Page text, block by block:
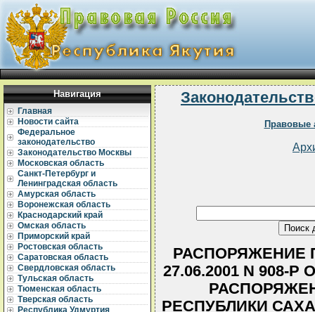
Навигация
Главная
Новости сайта
Федеральное
законодательство
Законодательство Москвы
Московская область
Санкт-Петербург и
Ленинградская область
Амурская область
Воронежская область
Краснодарский край
Омская область
Приморский край
Ростовская область
Саратовская область
Свердловская область
Тульская область
Тюменская область
Тверская область
Республика Удмуртия
Правовые
РАСПОРЯЖЕНИЕ
27.06.2001 N
РЕСПУБЛИКИ